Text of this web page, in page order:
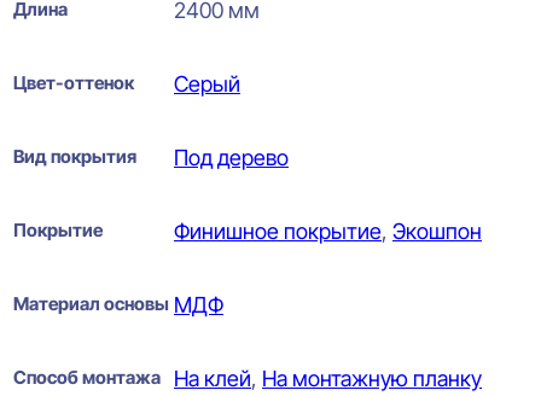
Длина 2400 мм
Цвет-оттенок Серый
Вид покрытия Под дерево
Покрытие Финишное покрытие, Экошпон
Материал основы МДФ
Способ монтажа На клей, На монтажную планку